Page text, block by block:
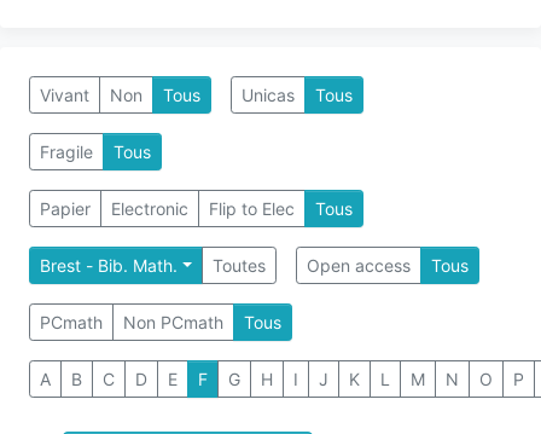
Vivant Non Tous Unicas Tous
Fragile Tous
Papier Electronic Flip to Elec Tous
Brest - Bib. Math. Toutes Open access Tous
PCmath Non PCmath Tous
A B C D E F G H I J K L M N O P